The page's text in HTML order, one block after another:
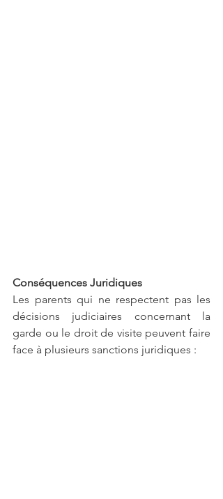
Conséquences Juridiques
Les parents qui ne respectent pas les
décisions judiciaires concernant la
garde ou le droit de visite peuvent faire
face à plusieurs sanctions juridiques :